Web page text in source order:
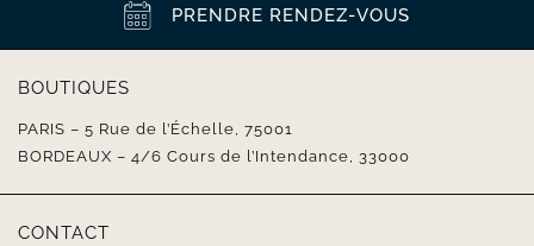
PRENDRE RENDEZ-VOUS
BOUTIQUES
PARIS – 5 Rue de l’Échelle, 75001
BORDEAUX – 4/6 Cours de l’Intendance, 33000
CONTACT